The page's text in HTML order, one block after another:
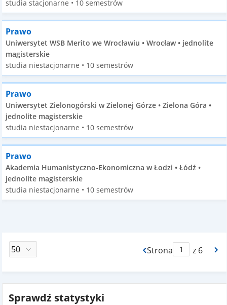
studia stacjonarne • 10 semestrów
Prawo
Uniwersytet WSB Merito we Wrocławiu • Wrocław • jednolite
magisterskie
studia niestacjonarne • 10 semestrów
Prawo
Uniwersytet Zielonogórski w Zielonej Górze • Zielona Góra •
jednolite magisterskie
studia niestacjonarne • 10 semestrów
Prawo
Akademia Humanistyczno-Ekonomiczna w Łodzi • Łódź •
jednolite magisterskie
studia niestacjonarne • 10 semestrów
Strona
Max Stronaz 6
Sprawdź statystyki